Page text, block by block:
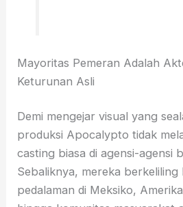
Mayoritas Pemeran Adalah
Keturunan Asli
Demi mengejar visual yang
produksi Apocalypto tidak
casting biasa di agensi-agensi
Sebaliknya, mereka berkeliling
pedalaman di Meksiko,